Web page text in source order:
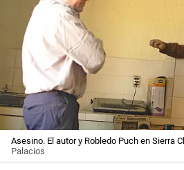
Asesino. El autor y Robledo Puch en Sierra
Palacios